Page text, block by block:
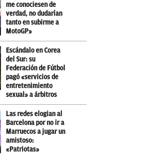
me conociesen de
verdad, no dudarían
tanto en subirme a
MotoGP»
Escándalo en Corea
del Sur: su
Federación de Fútbol
pagó «servicios de
entretenimiento
sexual» a árbitros
Las redes elogian al
Barcelona por no ir a
Marruecos a jugar un
amistoso:
«Patriotas»